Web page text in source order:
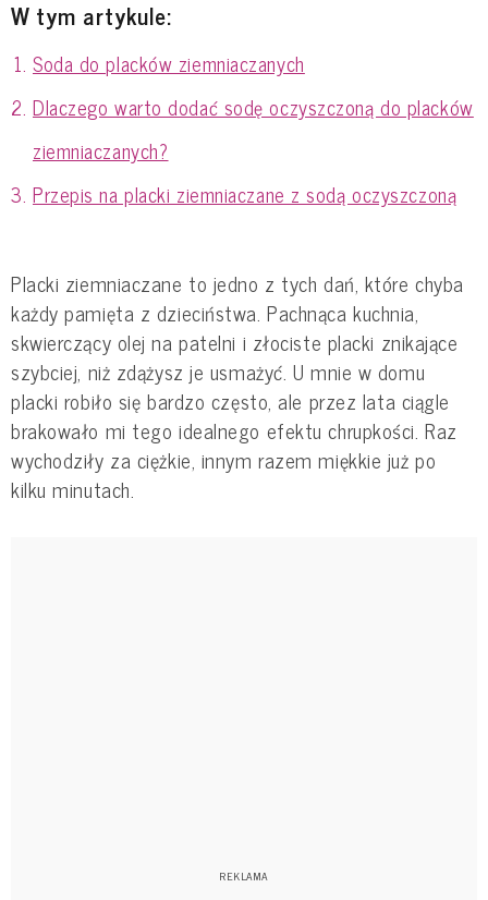
W tym artykule:
Soda do placków ziemniaczanych
Dlaczego warto dodać sodę oczyszczoną do placków
ziemniaczanych?
Przepis na placki ziemniaczane z sodą oczyszczoną
Placki ziemniaczane to jedno z tych dań, które chyba
każdy pamięta z dzieciństwa. Pachnąca kuchnia,
skwierczący olej na patelni i złociste placki znikające
szybciej, niż zdążysz je usmażyć. U mnie w domu
placki robiło się bardzo często, ale przez lata ciągle
brakowało mi tego idealnego efektu chrupkości. Raz
wychodziły za ciężkie, innym razem miękkie już po
kilku minutach.